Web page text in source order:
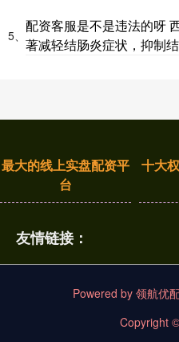
5、
配资客服是不是违法的呀
著减轻结肠炎症状，抑制
最大的线上实盘配资平
台
十大
友情链接：
Powered by 领航优
Copyright